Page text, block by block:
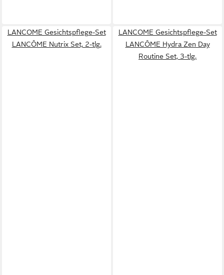
LANCOME Gesichtspflege-Set
LANCÔME Nutrix Set, 2-tlg.
LANCOME Gesichtspflege-Set
LANCÔME Hydra Zen Day
Routine Set, 3-tlg.